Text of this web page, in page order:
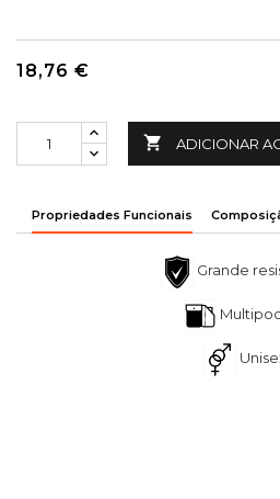
18,76 €
 ADICIONAR
Propriedades Funcionais
Grande